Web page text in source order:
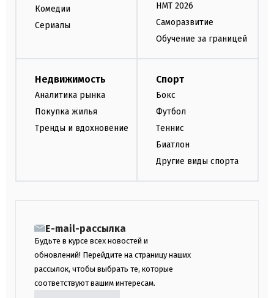
Комедии
Сериалы
НМТ 2026
Саморазвитие
Обучение за границей
Недвижимость
Аналитика рынка
Покупка жилья
Тренды и вдохновение
Спорт
Бокс
Футбол
Теннис
Биатлон
Другие виды спорта
E-mail-рассылка
Будьте в курсе всех новостей и
обновлений! Перейдите на страницу наших
рассылок, чтобы выбрать те, которые
соответствуют вашим интересам.